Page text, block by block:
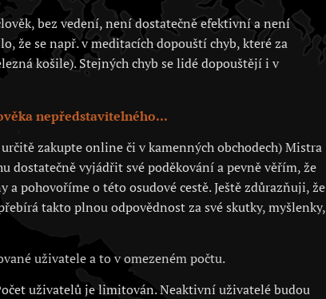
bez vedení, není dostatečně efektivní a není
že se např. v meditacích dopouští chyb, které za
košile). Stejných chyb se lidé dopouštějí i v
nepředstavitelného...
zakupte online či v kamenných obchodech) Mistra
dostatečně vyjádřit své poděkování a pevně věřím, že
pohovoříme o této osudové cestě. Ještě zdůrazňuji, že
takto plnou odpovědnost za své skutky, myšlenky,
uživatele a to v omezeném počtu.
uživatelů je limitován. Neaktivní uživatelé budou